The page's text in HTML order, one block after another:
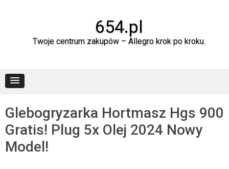
654.pl
Twoje centrum zakupów – Allegro krok po kroku.
Glebogryzarka Hortmasz Hgs 900
Gratis! Plug 5x Olej 2024 Nowy
Model!